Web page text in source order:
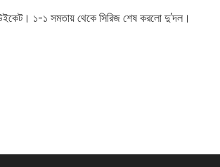
উইকেট। ১-১ সমতায় থেকে সিরিজ শেষ করলো দু’দল।